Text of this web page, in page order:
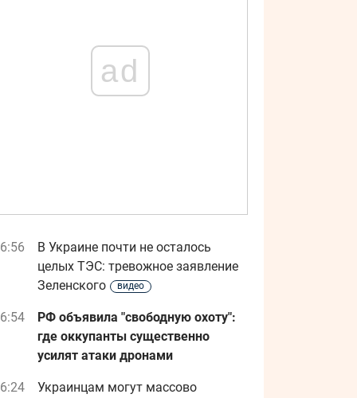
ad
В Украине почти не осталось
целых ТЭС: тревожное заявление
Зеленского
видео
РФ объявила "свободную охоту":
где оккупанты существенно
усилят атаки дронами
Украинцам могут массово